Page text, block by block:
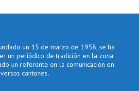
un 15 de marzo de 1958, se ha
un periódico de tradición en la zona
un referente en la comunicación en
cantones.